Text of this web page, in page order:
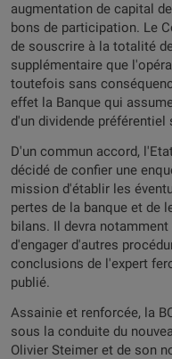
augmentation de capital
bons de participation. Le
de souscrire à la totalité
supplémentaire que
toutefois sans
effet la Banque qui
d'un dividende
D'un commun accord,
décidé de confier une
mission d'établir les
pertes de la banque et de
bilans. Il devra
d'engager d'autres
conclusions de l'expert
publié.
Assainie et renforcée, la
sous la conduite du
Olivier Steimer et de son